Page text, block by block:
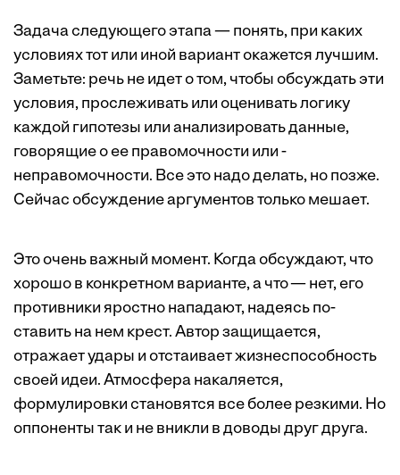
Задача следующего этапа — понять, при каких
условиях тот или иной вариант окажется лучшим.
Заметьте: речь не идет о том, чтобы обсуждать эти
условия, прослеживать или оценивать логику
каждой гипотезы или анализировать данные,
говорящие о ее правомочности или ­
неправомочности. Все это надо делать, но позже.
Сейчас обсуждение аргументов только мешает.
Это очень важный момент. Когда обсуждают, что
хорошо в конкретном варианте, а что — нет, его
противники яростно нападают, надеясь по­
ставить на нем крест. Автор защищается,
отражает удары и отстаивает жизнеспособность
своей идеи. Атмосфера накаляется,
формулировки становятся все более резкими. Но
оппоненты так и не вникли в доводы друг друга.